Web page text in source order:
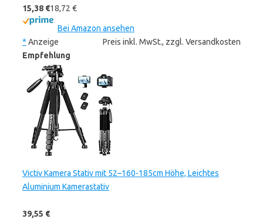
15,38 €18,72 €
Bei Amazon ansehen
* Anzeige
Preis inkl. MwSt., zzgl. Versandkosten
Empfehlung
Victiv Kamera Stativ mit 52–160-185cm Höhe, Leichtes
Aluminium Kamerastativ
39,55 €